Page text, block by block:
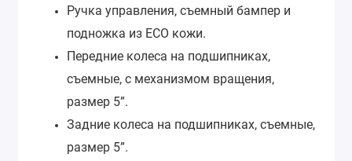
Ручка управления, съемный бампер и
подножка из ECO кожи.
Передние колеса на подшипниках,
съемные, с механизмом вращения,
размер 5”.
Задние колеса на подшипниках, съемные,
размер 5”.